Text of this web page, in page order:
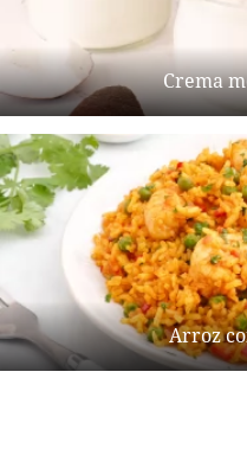
Crema
Arroz